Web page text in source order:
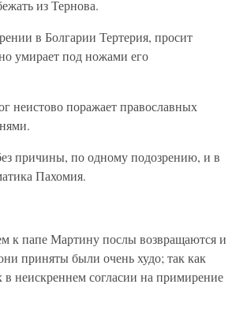
из Тернова.
в Болгарии Тертерия, просит
умирает под ножами его
неистово поражает православных
причины, по одному подозрению, и в
Пахомия.
к папе Мартину послы возвращаются и
приняты были очень худо; так как
в неискреннем согласии на примирение